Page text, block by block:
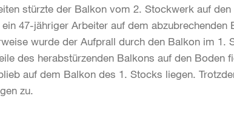
stürzte der Balkon vom 2. Stockwerk auf
47-jähriger Arbeiter auf dem abzubrechenden
wurde der Aufprall durch den Balkon im 1.
des herabstürzenden Balkons auf den Boden
auf dem Balkon des 1. Stocks liegen.
zu.